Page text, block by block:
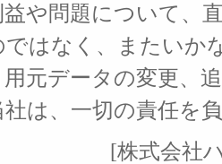
や問題について、
ではなく、またいか
用元データの変更、
社は、一切の責任を
[株式会社